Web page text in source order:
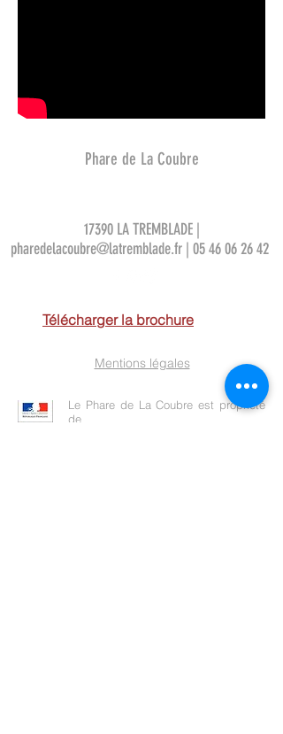
Phare de La Coubre
17390 LA TREMBLADE |
pharedelacoubre@latremblade.fr | 05 46 06 26 42
Télécharger la brochure
Mentions légales
Le Phare de La Coubre est propriété
de